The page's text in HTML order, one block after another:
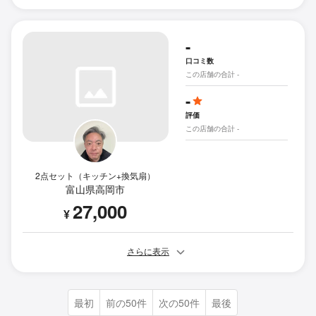
2点セット（キッチン+換気扇）
富山県高岡市
¥27,000
-
口コミ数
この店舗の合計 -
-
評価
この店舗の合計 -
さらに表示
最初 前の50件 次の50件 最後